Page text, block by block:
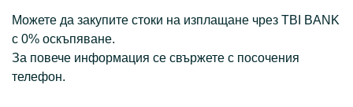
Можете да закупите стоки на изплащане чрез TBI BANK
с 0% оскъпяване.
За повече информация се свържете с посочения
телефон.